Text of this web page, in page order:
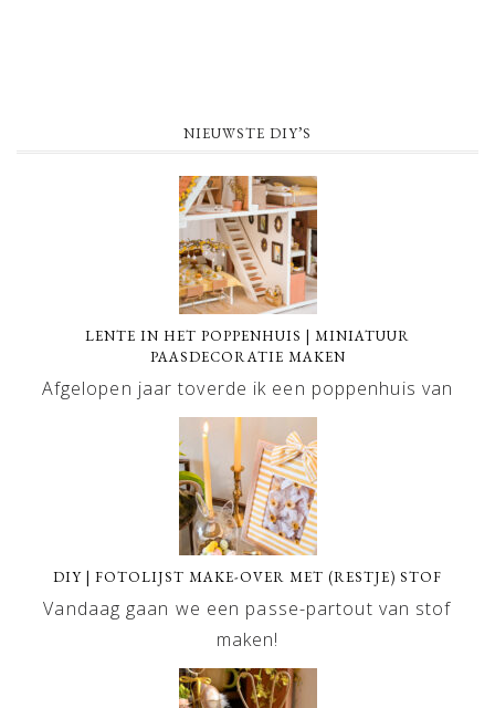
NIEUWSTE DIY’S
LENTE IN HET POPPENHUIS | MINIATUUR
PAASDECORATIE MAKEN
Afgelopen jaar toverde ik een poppenhuis van
DIY | FOTOLIJST MAKE-OVER MET (RESTJE) STOF
Vandaag gaan we een passe-partout van stof
maken!